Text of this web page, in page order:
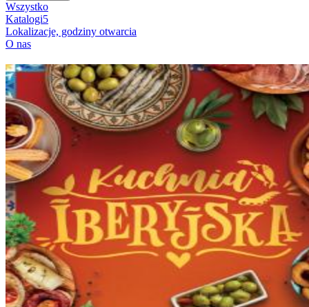
Wszystko
Katalogi5
Lokalizacje, godziny otwarcia
O nas